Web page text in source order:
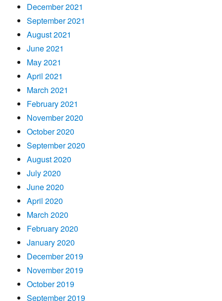
December 2021
September 2021
August 2021
June 2021
May 2021
April 2021
March 2021
February 2021
November 2020
October 2020
September 2020
August 2020
July 2020
June 2020
April 2020
March 2020
February 2020
January 2020
December 2019
November 2019
October 2019
September 2019